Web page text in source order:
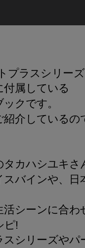
プラスシリー
属している
クです。
介しているの
カハシユキさ
スバインや、
シーンに合わ
ピ!
シリーズやパ